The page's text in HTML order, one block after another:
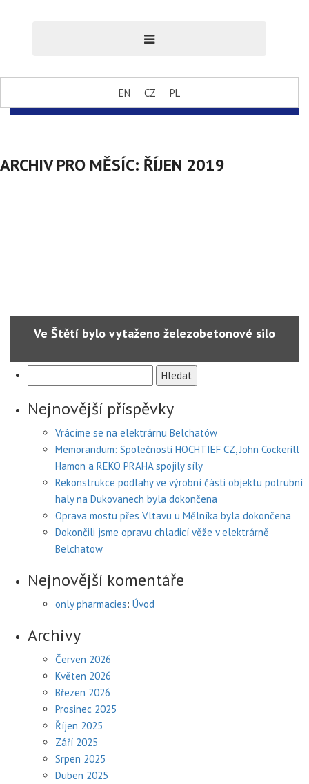
EN CZ PL
ARCHIV PRO MĚSÍC: ŘÍJEN 2019
Ve Štětí bylo vytaženo železobetonové silo
Nejnovější příspěvky
Vrácíme se na elektrárnu Belchatów
Memorandum: Společnosti HOCHTIEF CZ, John Cockerill
Hamon a REKO PRAHA spojily síly
Rekonstrukce podlahy ve výrobní části objektu potrubní
haly na Dukovanech byla dokončena
Oprava mostu přes Vltavu u Mělníka byla dokončena
Dokončili jsme opravu chladicí věže v elektrárně
Belchatow
Nejnovější komentáře
only pharmacies: Úvod
Archivy
Červen 2026
Květen 2026
Březen 2026
Prosinec 2025
Říjen 2025
Září 2025
Srpen 2025
Duben 2025